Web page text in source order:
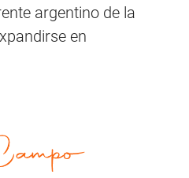
argentino de la
en